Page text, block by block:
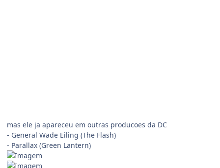
mas ele ja apareceu em outras producoes da DC
- General Wade Eiling (The Flash)
- Parallax (Green Lantern)